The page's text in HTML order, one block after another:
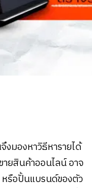
งมองหาวิธีหารายได้
ยสินค้าออนไลน์ อาจ
หรือปั้นแบรนด์ของตัว